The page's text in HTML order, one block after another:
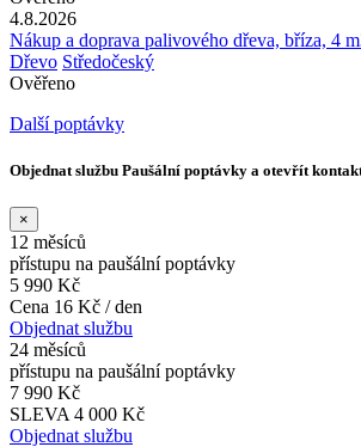
4.8.2026
Nákup a doprava palivového dřeva, bříza, 4
Dřevo Středočeský
Ověřeno
Další poptávky
Objednat službu Paušální poptávky a otevřít
×
12 měsíců
přístupu na paušální poptávky
5 990 Kč
Cena 16 Kč / den
Objednat službu
24 měsíců
přístupu na paušální poptávky
7 990 Kč
SLEVA 4 000 Kč
Objednat službu